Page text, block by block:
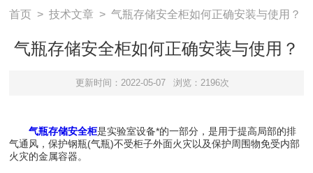
首页 >技术文章 > 气瓶存储安全柜如何正确安装与使用？
气瓶存储安全柜如何正确安装与使用？
更新时间：2022-05-07 浏览：2196次
气瓶存储安全柜是实验室设备*的一部分，是用于提高局部的排
气通风，保护钢瓶(气瓶)不受柜子外面火灾以及保护周围物免受内部
火灾的金属容器。